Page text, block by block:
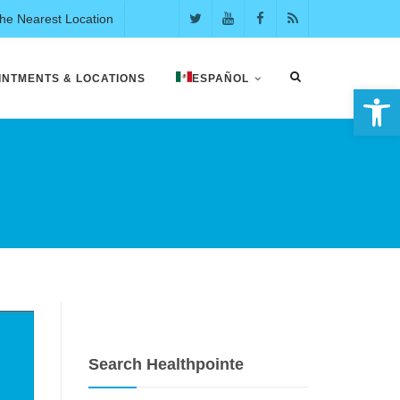
Nearest Location
& LOCATIONS ESPAÑOL
Search Healthpointe
Abrir